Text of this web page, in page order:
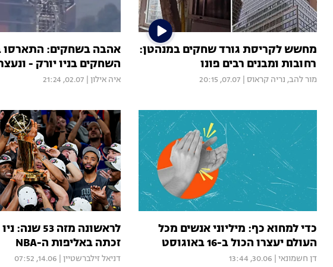
מחשש לקריסת גורד שחקים במנהטן:
רחובות ומבנים רבים פונו
מור להב, נריה קראוס 07.07, 20:15
אהבה בשחקים: התארסו
השחקים בניו יורק -
איה אילון 02.07, 21:24
כדי למחוא כף: מיליוני אנשים מכל
העולם יעצרו הכול ב-16 באוגוסט
דן חשמונאי 30.06, 13:44
לראשונה מזה
זכתה באליפות ה-NBA
דניאל זילברשטיין 14.06, 07:52